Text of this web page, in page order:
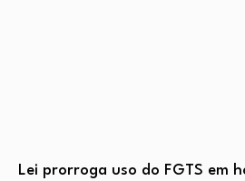
Lei prorroga uso do FGTS em